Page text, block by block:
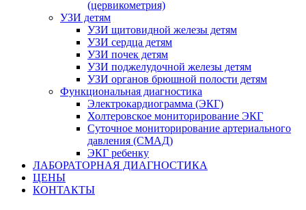
(цервикометрия)
УЗИ детям
УЗИ щитовидной железы детям
УЗИ сердца детям
УЗИ почек детям
УЗИ поджелудочной железы детям
УЗИ органов брюшной полости детям
Функциональная диагностика
Электрокардиограмма (ЭКГ)
Холтеровское мониторирование ЭКГ
Суточное мониторирование артериального
давления (СМАД)
ЭКГ ребенку
ЛАБОРАТОРНАЯ ДИАГНОСТИКА
ЦЕНЫ
КОНТАКТЫ